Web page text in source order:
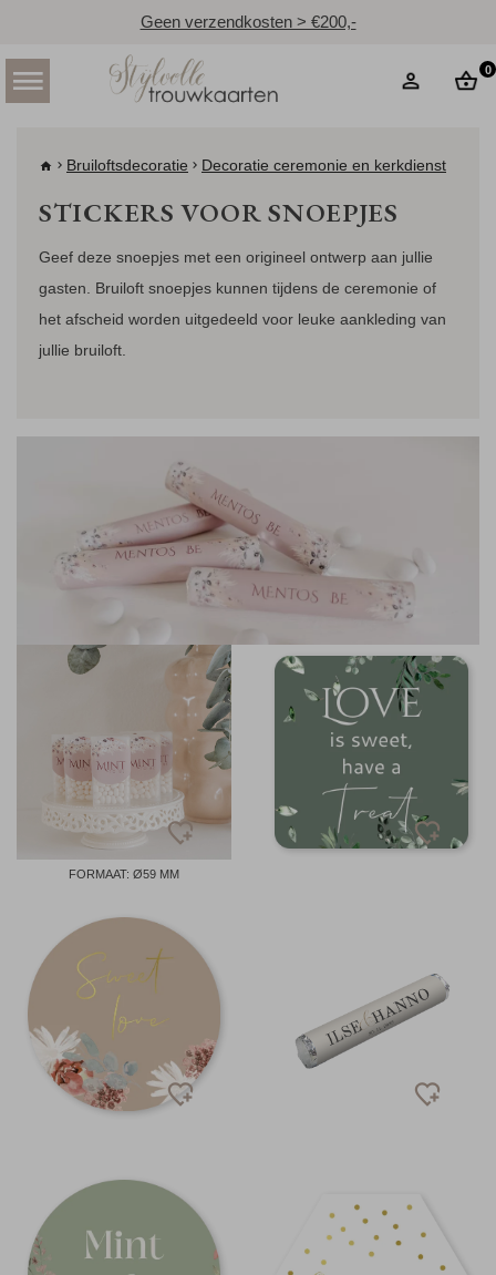
Geen verzendkosten > €200,-
0
Bruiloftsdecoratie Decoratie ceremonie en kerkdienst
STICKERS VOOR SNOEPJES
Geef deze snoepjes met een origineel ontwerp aan jullie
gasten. Bruiloft snoepjes kunnen tijdens de ceremonie of
het afscheid worden uitgedeeld voor leuke aankleding van
jullie bruiloft.
FORMAAT: Ø59 MM